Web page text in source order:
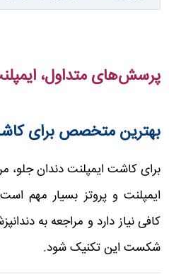
پرسش‌های متداول،
بهترین متخصص برای
برای کاشت ایمپلنت دندان
ایمپلنت و پروتز بسیار مهم
کافی نیاز دارد و مراجعه به
شکست این تکنیک شود.